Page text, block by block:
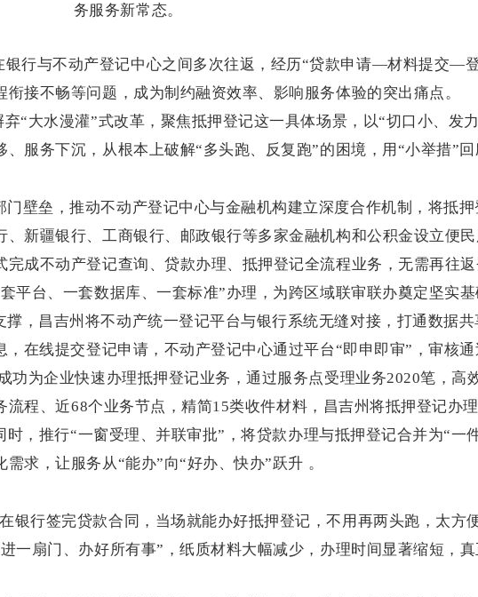
务服务新常态。
银行与不动产登记中心之间多次往返，经历“贷款申请—材料提交—
接不畅等问题，成为制约融资效率、影响服务体验的突出痛点。
“大水漫灌”式改革，聚焦抵押登记这一具体场景，以“切口小、发
服务下沉，从根本上破解“多头跑、反复跑”的困境，用“小举措”回
门壁垒，推动不动产登记中心与金融机构建立深度合作机制，将抵
新疆银行、工商银行、邮政银行等多家金融机构和公积金设立便
成不动产登记查询、贷款办理、抵押登记全流程业务，无需再往
平台、一套数据库、一套标准”办理，为跨区域联审联办奠定坚实基
撑，昌吉州将不动产统一登记平台与银行系统无缝对接，打通数据
在线提交登记申请，不动产登记中心通过平台“即申即审”，审核
功为企业快速办理抵押登记业务，通过服务点受理业务2020笔，高
流程、近68个业务节点，精简15类收件材料，昌吉州将抵押登记办
，推行“一窗受理、并联审批”，将贷款办理与抵押登记合并为“一
求，让服务从“能办”向“好办、快办”跃升 。
银行签完贷款合同，当场就能办好抵押登记，不用再两头跑，太方
一扇门、办好所有事”，纸质材料大幅减少，办理时间显著缩短，